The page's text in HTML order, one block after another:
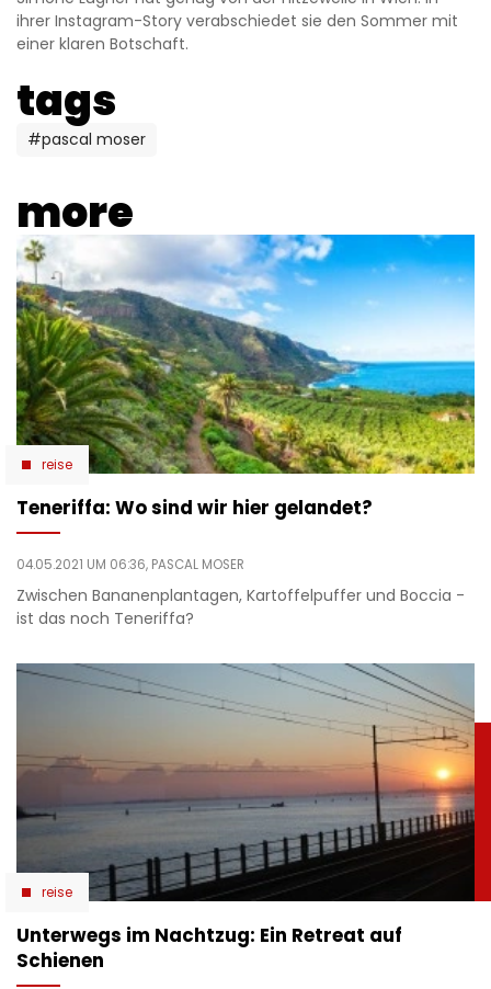
ihrer Instagram-Story verabschiedet sie den Sommer mit
einer klaren Botschaft.
tags
#pascal moser
more
reise
Teneriffa: Wo sind wir hier gelandet?
04.05.2021 UM 06:36, PASCAL MOSER
Zwischen Bananenplantagen, Kartoffelpuffer und Boccia -
ist das noch Teneriffa?
reise
Unterwegs im Nachtzug: Ein Retreat auf
Schienen